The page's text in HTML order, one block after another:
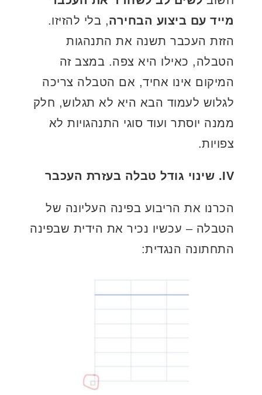
מייד עם ביצוע הבחירה, בלי להזיזו.
הזזת העכבר תשנה את התנהגות
הטבלה, כאילו היא צפה. במצב זה
המיקום אינו אחיד, אם הטבלה צריכה
לגלוש לעמוד הבא היא לא תגלוש, חלק
ממנה יוסתר ועוד סוגי התנהגויות לא
צפויות.
IV. שינוי גודל טבלה בעזרת העכבר
הכרנו את הריבוע בפינה העליונה של
הטבלה – עכשיו נכיר את הידית שבפינה
התחתונה הנגדית: